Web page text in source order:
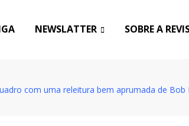
NEWSLATTER SOBRE A
com uma releitura bem aprumada de Bob